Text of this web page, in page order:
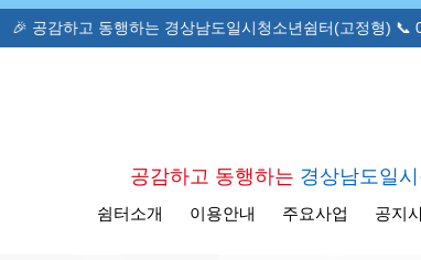
동행하는 경상남도일시청소년쉼터(고정형) 📞 055-285-
공감하고 동행하는 경상남도일
쉼터소개 이용안내 주요사업 공지